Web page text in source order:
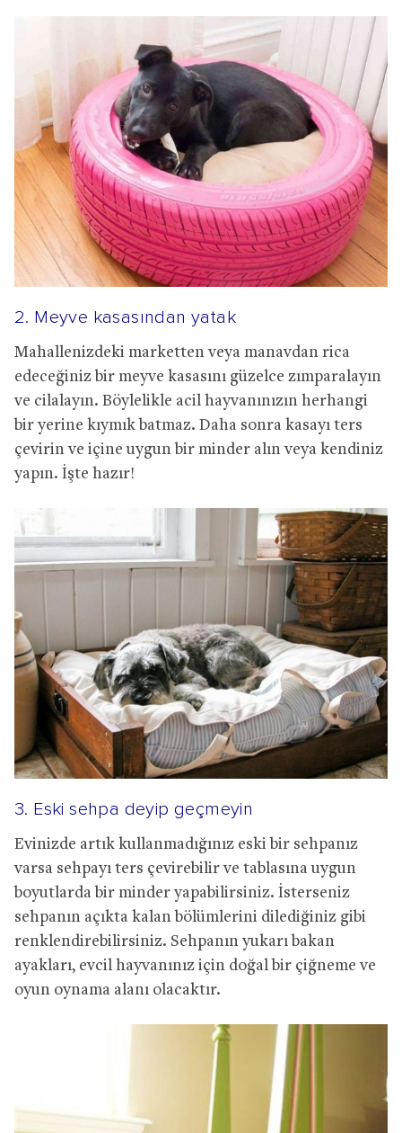
2. Meyve kasasından yatak
Mahallenizdeki marketten veya manavdan rica
edeceğiniz bir meyve kasasını güzelce zımparalayın
ve cilalayın. Böylelikle acil hayvanınızın herhangi
bir yerine kıymık batmaz. Daha sonra kasayı ters
çevirin ve içine uygun bir minder alın veya kendiniz
yapın. İşte hazır!
3. Eski sehpa deyip geçmeyin
Evinizde artık kullanmadığınız eski bir sehpanız
varsa sehpayı ters çevirebilir ve tablasına uygun
boyutlarda bir minder yapabilirsiniz. İsterseniz
sehpanın açıkta kalan bölümlerini dilediğiniz gibi
renklendirebilirsiniz. Sehpanın yukarı bakan
ayakları, evcil hayvanınız için doğal bir çiğneme ve
oyun oynama alanı olacaktır.